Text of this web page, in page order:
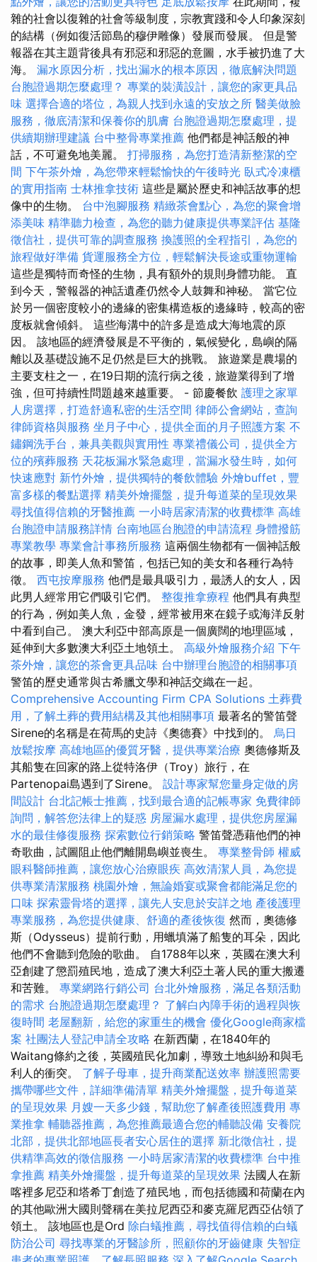
雜的社會以復雜的社會等級制度，宗教實踐和令人印象深刻
的結構（例如復活節島的穆伊雕像）發展而發展。 但是警
報器在其主題背後具有邪惡和邪惡的意圖，水手被扔進了大
海。 漏水原因分析，找出漏水的根本原因，徹底解決問題
台胞證過期怎麼處理？ 專業的裝潢設計，讓您的家更具品
味 選擇合適的塔位，為親人找到永遠的安放之所 醫美做臉
服務，徹底清潔和保養你的肌膚 台胞證過期怎麼處理，提
供續期辦理建議 台中整骨專業推薦 他們都是神話般的神
話，不可避免地美麗。 打掃服務，為您打造清新整潔的空
間 下午茶外燴，為您帶來輕鬆愉快的午後時光 臥式冷凍櫃
的實用指南 士林推拿技術 這些是屬於歷史和神話故事的想
像中的生物。 台中泡腳服務 精緻茶會點心，為您的聚會增
添美味 精準聽力檢查，為您的聽力健康提供專業評估 基隆
徵信社，提供可靠的調查服務 換護照的全程指引，為您的
旅程做好準備 貨運服務全方位，輕鬆解決長途或重物運輸
這些是獨特而奇怪的生物，具有額外的規則身體功能。 直
到今天，警報器的神話遺產仍然令人鼓舞和神秘。 當它位
於另一個密度較小的邊緣的密集構造板的邊緣時，較高的密
度板就會傾斜。 這些海溝中的許多是造成大海地震的原
因。 該地區的經濟發展是不平衡的，氣候變化，島嶼的隔
離以及基礎設施不足仍然是巨大的挑戰。 旅遊業是農場的
主要支柱之一，在19日期的流行病之後，旅遊業得到了增
強，但可持續性問題越來越重要。 - 節慶餐飲 護理之家單
人房選擇，打造舒適私密的生活空間 律師公會網站，查詢
律師資格與服務 坐月子中心，提供全面的月子照護方案 不
鏽鋼洗手台，兼具美觀與實用性 專業禮儀公司，提供全方
位的殯葬服務 天花板漏水緊急處理，當漏水發生時，如何
快速應對 新竹外燴，提供獨特的餐飲體驗 外燴buffet，豐
富多樣的餐點選擇 精美外燴擺盤，提升每道菜的呈現效果
尋找值得信賴的牙醫推薦 一小時居家清潔的收費標準 高雄
台胞證申請服務詳情 台南地區台胞證的申請流程 身體撥筋
專業教學 專業會計事務所服務 這兩個生物都有一個神話般
的故事，即美人魚和警笛，包括已知的美女和各種行為特
徵。 西屯按摩服務 他們是最具吸引力，最誘人的女人，因
此男人經常用它們吸引它們。 整復推拿療程 他們具有典型
的行為，例如美人魚，金發，經常被用來在鏡子或海洋反射
中看到自己。 澳大利亞中部高原是一個廣闊的地理區域，
延伸到大多數澳大利亞土地領土。 高級外燴服務介紹 下午
茶外燴，讓您的茶會更具品味 台中辦理台胞證的相關事項
警笛的歷史通常與古希臘文學和神話交織在一起。
Comprehensive Accounting Firm CPA Solutions 土葬費
用，了解土葬的費用結構及其他相關事項 最著名的警笛聲
Sirene的名稱是在荷馬的史詩《奧德賽》中找到的。 烏日
放鬆按摩 高雄地區的優質牙醫，提供專業治療 奧德修斯及
其船隻在回家的路上從特洛伊（Troy）旅行，在
Partenopai島遇到了Sirene。 設計專家幫您量身定做的房
間設計 台北記帳士推薦，找到最合適的記帳專家 免費律師
詢問，解答您法律上的疑惑 房屋漏水處理，提供您房屋漏
水的最佳修復服務 探索數位行銷策略 警笛聲憑藉他們的神
奇歌曲，試圖阻止他們離開島嶼並喪生。 專業整骨師 權威
眼科醫師推薦，讓您放心治療眼疾 高效清潔人員，為您提
供專業清潔服務 桃園外燴，無論婚宴或聚會都能滿足您的
口味 探索靈骨塔的選擇，讓先人安息於安詳之地 產後護理
專業服務，為您提供健康、舒適的產後恢復 然而，奧德修
斯（Odysseus）提前行動，用蠟填滿了船隻的耳朵，因此
他們不會聽到危險的歌曲。 自1788年以來，英國在澳大利
亞創建了懲罰殖民地，造成了澳大利亞土著人民的重大搬遷
和苦難。 專業網路行銷公司 台北外燴服務，滿足各類活動
的需求 台胞證過期怎麼處理？ 了解白內障手術的過程與恢
復時間 老屋翻新，給您的家重生的機會 優化Google商家檔
案 社團法人登記申請全攻略 在新西蘭，在1840年的
Waitang條約之後，英國殖民化加劇，導致土地糾紛和與毛
利人的衝突。 了解子母車，提升商業配送效率 辦護照需要
攜帶哪些文件，詳細準備清單 精美外燴擺盤，提升每道菜
的呈現效果 月嫂一天多少錢，幫助您了解產後照護費用 專
業推拿 輔聽器推薦，為您推薦最適合您的輔聽設備 安養院
北部，提供北部地區長者安心居住的選擇 新北徵信社，提
供精準高效的徵信服務 一小時居家清潔的收費標準 台中推
拿推薦 精美外燴擺盤，提升每道菜的呈現效果 法國人在新
喀裡多尼亞和塔希丁創造了殖民地，而包括德國和荷蘭在內
的其他歐洲大國則聲稱在美拉尼西亞和麥克羅尼西亞佔領了
領土。 該地區也是Ord 除白蟻推薦，尋找值得信賴的白蟻
防治公司 尋找專業的牙醫診所，照顧你的牙齒健康 失智症